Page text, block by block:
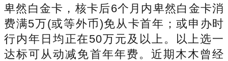
卑然白金卡，核卡后6个月内卑然白金卡消
费满5万(或等外币)免从卡首年；或申办时
行内年日均正在50万元及以上。以上选一
达标可从动减免首年年费。近期木木曾经